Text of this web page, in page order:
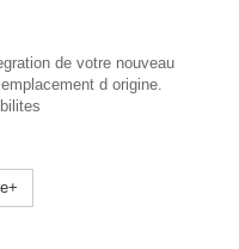
de votre nouveau
d origine.